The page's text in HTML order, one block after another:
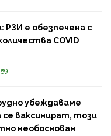
РЗИ е обезпечена с
COVID
убеждаваме
ваксинират, този
необоснован